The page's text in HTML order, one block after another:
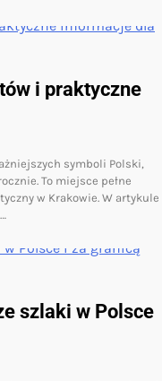
i praktyczne
symboli Polski,
To miejsce pełne
w Krakowie. W artykule
szlaki w Polsce